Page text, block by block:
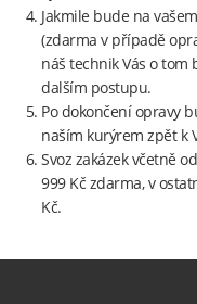
Jakmile bude na
(zdarma v případě
náš technik Vás o
dalším postupu.
Po dokončení opravy
naším kurýrem zpět k
Svoz zakázek včetně
999 Kč zdarma, v
Kč.